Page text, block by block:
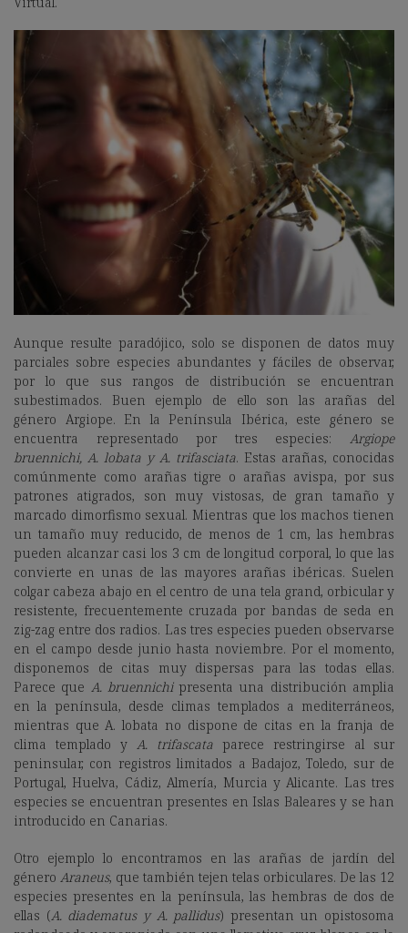
Aunque resulte paradójico, solo se disponen de datos muy
parciales sobre especies abundantes y fáciles de observar,
por lo que sus rangos de distribución se encuentran
subestimados. Buen ejemplo de ello son las arañas del
género Argiope. En la Península Ibérica, este género se
encuentra representado por tres especies: Argiope
bruennichi, A. lobata y A. trifasciata. Estas arañas, conocidas
comúnmente como arañas tigre o arañas avispa, por sus
patrones atigrados, son muy vistosas, de gran tamaño y
marcado dimorfismo sexual. Mientras que los machos tienen
un tamaño muy reducido, de menos de 1 cm, las hembras
pueden alcanzar casi los 3 cm de longitud corporal, lo que las
convierte en unas de las mayores arañas ibéricas. Suelen
colgar cabeza abajo en el centro de una tela grand, orbicular y
resistente, frecuentemente cruzada por bandas de seda en
zig-zag entre dos radios. Las tres especies pueden observarse
en el campo desde junio hasta noviembre. Por el momento,
disponemos de citas muy dispersas para las todas ellas.
Parece que A. bruennichipresenta una distribución amplia
en la península, desde climas templados a mediterráneos,
mientras que A. lobata no dispone de citas en la franja de
clima templado y A. trifascata parece restringirse al sur
peninsular, con registros limitados a Badajoz, Toledo, sur de
Portugal, Huelva, Cádiz, Almería, Murcia y Alicante. Las tres
especies se encuentran presentes en Islas Baleares y se han
introducido en Canarias.
Otro ejemplo lo encontramos en las arañas de jardín del
género Araneus, que también tejen telas orbiculares. De las 12
especies presentes en la península, las hembras de dos de
ellas (A. diadematus y A. pallidus) presentan un opistosoma